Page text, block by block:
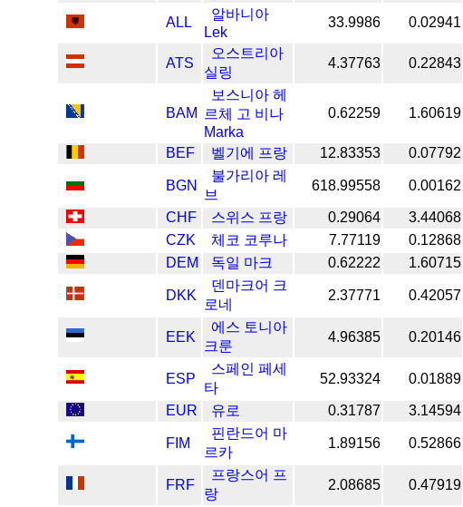
ALL
알바니아
Lek
33.9986 0.02941
ATS
오스트리아
실링
4.37763 0.22843
BAM
보스니아 헤
르체 고 비나
Marka
0.62259 1.60619
BEF 벨기에 프랑 12.83353 0.07792
BGN
불가리아 레
브
618.99558 0.00162
CHF 스위스 프랑 0.29064
3.44068
CZK
체코 코루나 7.77119
0.12868
DEM
독일 마크 0.62222 1.60715
DKK
덴마크어 크
로네
2.37771 0.42057
EEK
에스 토니아
크룬
4.96385 0.20146
ESP
스페인 페세
타
52.93324 0.01889
EUR 유로 0.31787 3.14594
FIM
핀란드어 마
르카
1.89156 0.52866
FRF
프랑스어 프
랑
2.08685 0.47919